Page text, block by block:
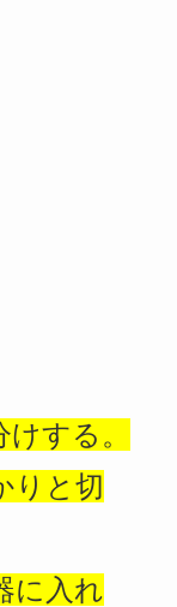
けする。
りと切
に入れ